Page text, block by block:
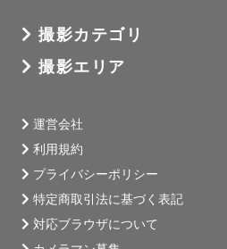
撮影カテゴリ
撮影エリア
運営会社
利用規約
プライバシーポリシー
特定商取引法に基づく表記
対応ブラウザについて